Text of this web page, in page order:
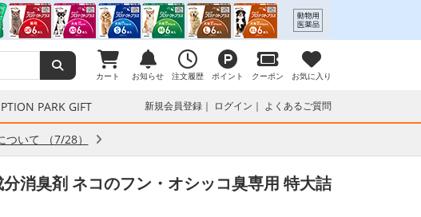
カート お知らせ 注文履歴 ポイント クーポン お気に入り
PARK GIFT 新規会員登録 ログイン よくあるご質問
いて （7/28）
消臭剤 ネコのフン・オシッコ臭専用 特大詰